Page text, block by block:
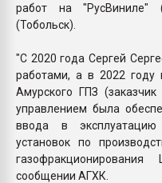
работ на "РусВиниле"
(Тобольск).
"С 2020 года Сергей
работами, а в 2022 году
Амурского ГПЗ
управлением была
ввода в эксплуатацию
установок по
сообщении АГХК.